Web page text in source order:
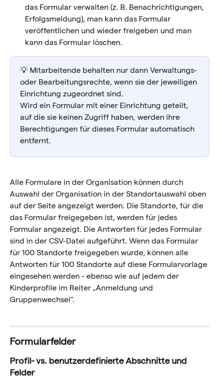
das Formular verwalten (z. B. Benachrichtigungen,
Erfolgsmeldung), man kann das Formular
veröffentlichen und wieder freigeben und man
kann das Formular löschen.
💡 Mitarbeitende behalten nur dann Verwaltungs-
oder Bearbeitungsrechte, wenn sie der jeweiligen
Einrichtung zugeordnet sind.
Wird ein Formular mit einer Einrichtung geteilt,
auf die sie keinen Zugriff haben, werden ihre
Berechtigungen für dieses Formular automatisch
entfernt.
Alle Formulare in der Organisation können durch
Auswahl der Organisation in der Standortauswahl oben
auf der Seite angezeigt werden. Die Standorte, für die
das Formular freigegeben ist, werden für jedes
Formular angezeigt. Die Antworten für jedes Formular
sind in der CSV-Datei aufgeführt. Wenn das Formular
für 100 Standorte freigegeben wurde, können alle
Antworten für 100 Standorte auf diese Formularvorlage
eingesehen werden - ebenso wie auf jedem der
Kinderprofile im Reiter „Anmeldung und
Gruppenwechsel“.
Formularfelder
Profil- vs. benutzerdefinierte Abschnitte und
Felder